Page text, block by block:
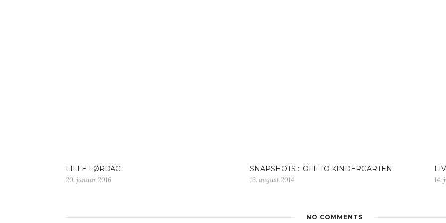
LILLE LØRDAG
20. januar 2016
SNAPSHOTS :: OFF TO KINDERGARTEN
13. august 2014 14.
NO COMMENTS